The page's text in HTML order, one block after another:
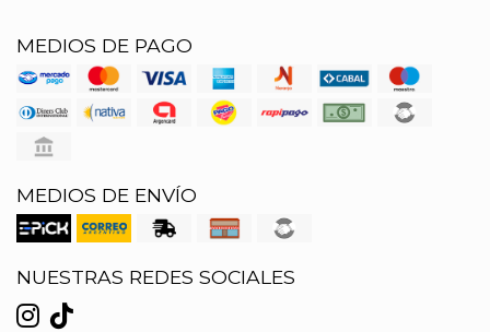
MEDIOS DE PAGO
MEDIOS DE ENVÍO
NUESTRAS REDES SOCIALES